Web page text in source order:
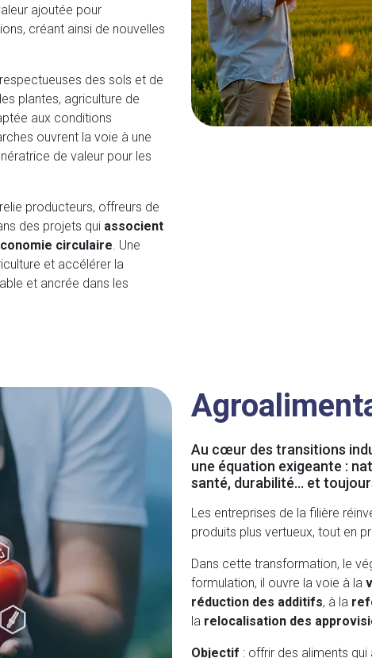
ajoutée pour
, créant ainsi de nouvelles
des sols et de
plantes, agriculture de
aux conditions
ouvrent la voie à une
de valeur pour les
producteurs, offreurs de
des projets qui associent
circulaire. Une
et accélérer la
et ancrée dans les
Au cœur des transitions
une équation exigeante :
santé, durabilité… et
Les entreprises de la filière
produits plus vertueux, tout en
Dans cette transformation, le
formulation, il ouvre la voie à la
réduction des additifs, à la
la relocalisation des
Objectif : offrir des aliments